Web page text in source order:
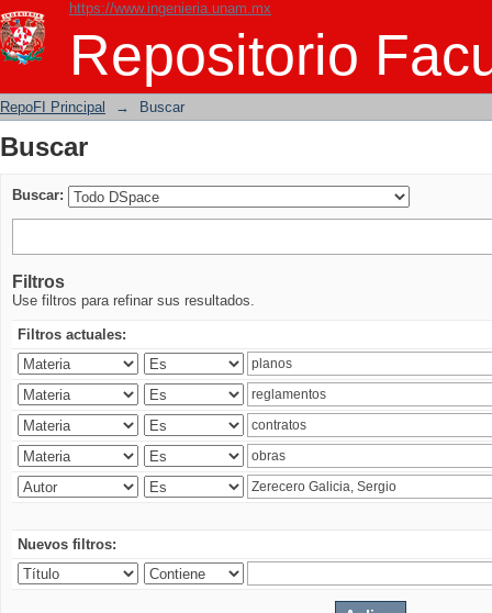
https://www.ingenieria.unam.mx
Repositorio
Buscar
RepoFI Principal → Buscar
Buscar
Buscar:
Filtros
Use filtros para refinar sus resultados.
Filtros actuales:
Nuevos filtros: